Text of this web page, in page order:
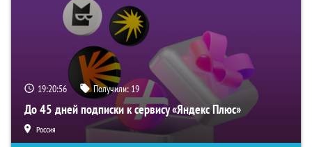
19:20:56 Получили: 19
До 45 дней подписки к сервису «Яндекс Плюс»
Россия